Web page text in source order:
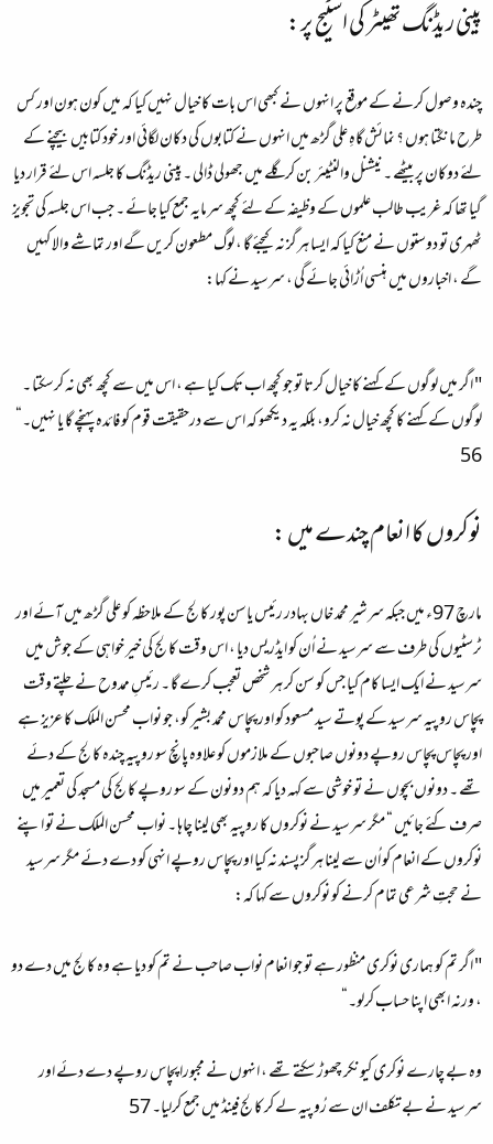
پینی ریڈنگ تھیٹر کی اسٹیج پر:
چندہ وصول کرنے کے موقع پر انہوں نے کبھی اس بات کا خیال نہیں کیا کہ میں کون ہون اور کس
طرح مانگتا ہوں ؟ نمائش گاہِ علی گڑھ میں انہوں نے کتابوں کی دکان لگائی اور خود کتابیں بیچنے کے
لئے دوکان پر بیٹھے ۔ نیشنل والنٹیئر بن کر گلے میں جھولی ڈالی ۔ پینی ریڈنگ کا جلسہ اس لئے قرار دیا
گیا تھا کہ غریب طالب علموں کے وظیفہ کے لئے کچھ سرمایہ جمع کیا جائے ۔ جب اس جلسہ کی تجویز
ٹھہری تو دوستوں نے منع کیا کہ ایسا ہرگز نہ کیجئے گا ، لوگ مطعون کریں گے اور تماشے والا کہیں
گے ، اخباروں میں ہنسی اُڑائی جائے گی ، سرسید نے کہا:
" اگر میں لوگوں کے کہنے کا خیال کرتا تو جو کچھ اب تک کیا ہے ، اس میں سے کچھ بھی نہ کرسکتا ۔
لوگوں کے کہنے کا کچھ خیال نہ کرو، بلکہ یہ دیکھو کہ اس سے درحقیقت قوم کو فائدہ پہنچے گا یا نہیں۔“
56
نوکروں کا انعام چندے میں :
مارچ 97ء میں جبکہ سرشیر محمد خاں بہادر رئیس یاسن پور کالج کے ملاحظہ کو علی گڑھ میں آئے اور
ٹرسٹیوں کی طرف سے سرسید نے اُن کو ایڈریس دیا ، اس وقت کالج کی خیر خواہی کے جوش میں
سرسید نے ایک ایسا کام کیا جس کو سن کر ہر شخص تعجب کرے گا ۔ رئیسِ ممدوح نے چلتے وقت
پچاس روپیہ سرسید کے پوتے سید مسعود کو اور پچاس محمد بشیر کو، جو نواب محسن الملک کا عزیز ہے
اور پچاس پچاس روپے دونوں صاحبوں کے ملازموں کو علاوہ پانچ سو روپیہ چندہ کالج کے دئے
تھے ۔ دونوں بچوں نے تو خوشی سے کہہ دیا کہ ہم دونون کے سو روپے کالج کی مسجد کی تعمیر میں
صرف کئے جائیں “ مگر سرسید نے نوکروں کا روپیہ بھی لینا چاہا ۔ نواب محسن الملک نے تو اپنے
نوکروں کے انعام کو اُن سے لینا ہرگز پسند نہ کیا اور پچاس روپے انہی کو دے دئے مگر سرسید
نے حجتِ شرعی تمام کرنے کو نوکروں سے کہا کہ:
" اگر تم کو ہماری نوکری منظور ہے تو جو انعام نواب صاحب نے تم کو دیا ہے وہ کالج میں دے دو
، ورنہ ابھی اپنا حساب کرلو۔“
وہ بے چارے نوکری کیونکر چھوڑ سکتے تھے ، انہوں نے مجبورا پچاس روپے دے دئے اور
سرسید نے بے تکلف ان سے رُوپیہ لے کر کالج فینڈ میں جمع کرلیا۔ 57